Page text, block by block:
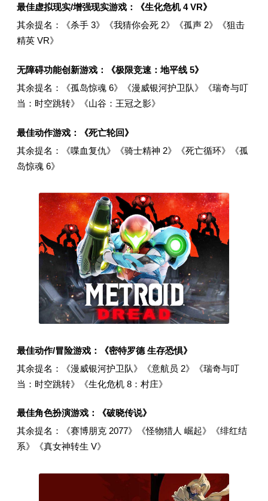
最佳虚拟现实/增强现实游戏：《生化危机 4 VR》
其余提名：《杀手 3》《我猜你会死 2》《孤声 2》《狙击
精英 VR》
无障碍功能创新游戏：《极限竞速：地平线 5》
其余提名：《孤岛惊魂 6》《漫威银河护卫队》《瑞奇与叮
当：时空跳转》《山谷：王冠之影》
最佳动作游戏：《死亡轮回》
其余提名：《喋血复仇》《骑士精神 2》《死亡循环》《孤
岛惊魂 6》
最佳动作/冒险游戏：《密特罗德 生存恐惧》
其余提名：《漫威银河护卫队》《意航员 2》《瑞奇与叮
当：时空跳转》《生化危机 8：村庄》
最佳角色扮演游戏：《破晓传说》
其余提名：《赛博朋克 2077》《怪物猎人 崛起》《绯红结
系》《真女神转生 V》